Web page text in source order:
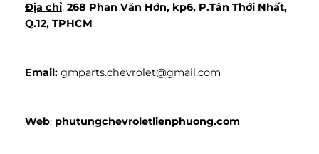
Địa chỉ: 268 Phan Văn Hớn, kp6, P.Tân Thới Nhất,
Q.12, TPHCM
Email: gmparts.chevrolet@gmail.com
Web: phutungchevroletlienphuong.com